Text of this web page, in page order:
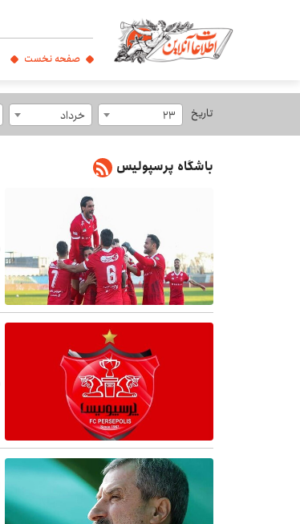
صفحه نخست
تاریخ 23 خرداد
باشگاه پرسپولیس